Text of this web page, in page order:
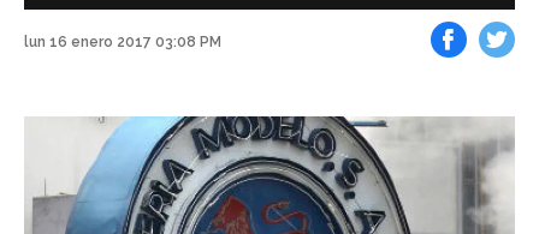
lun 16 enero 2017 03:08 PM